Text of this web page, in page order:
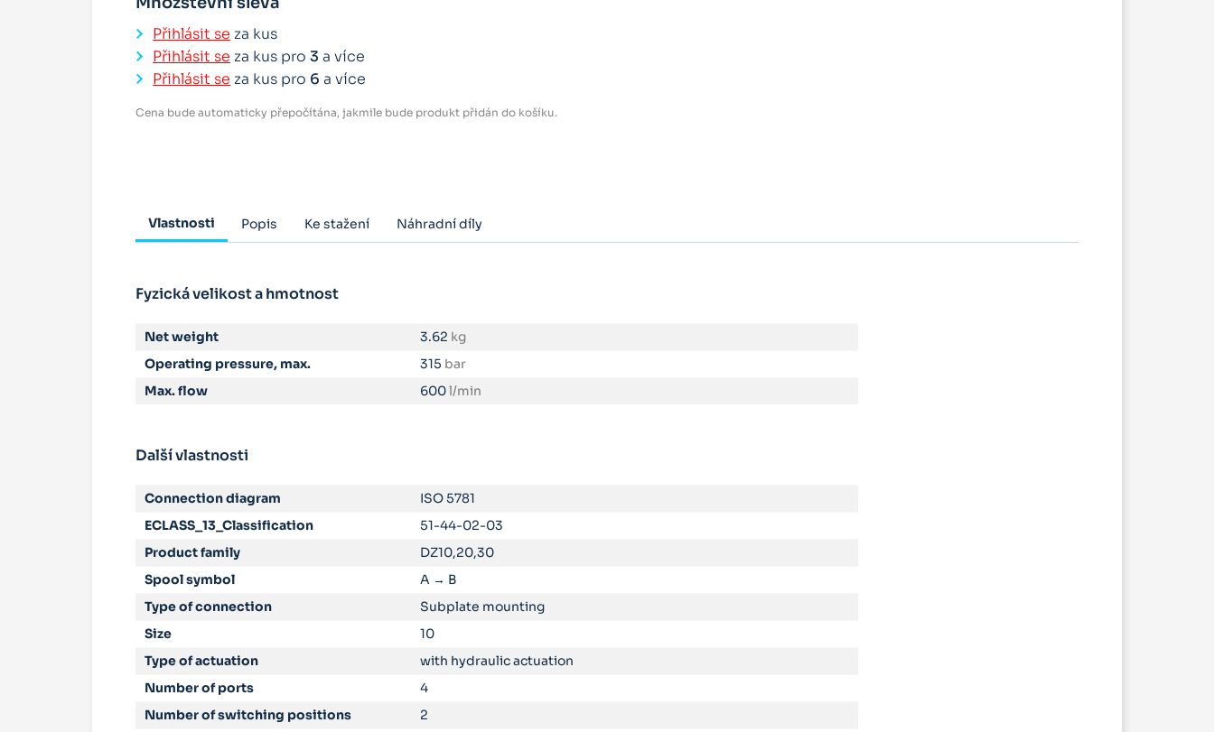
Přihlásit se za kus
Přihlásit se za kus pro3 a více
Přihlásit se za kus pro 6 a více
Cena bude automaticky přepočítána, jakmile bude produkt přidán do košíku.
Vlastnosti Popis Ke stažení Náhradní díly
Fyzická velikost a hmotnost
Net weight 3.62 kg
Operating pressure, max.
315 bar
Max. flow
600l/min
Další vlastnosti
Connection diagram
ISO 5781
ECLASS_13_Classification
51-44-02-03
Product family
DZ10,20,30
Spool symbol
A → B
Type of connection
Subplate mounting
Size
10
Type of actuation
with hydraulic actuation
Number of ports
4
Number of switching positions
2